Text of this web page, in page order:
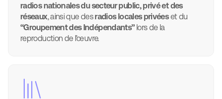
radios nationales du secteur public, privé et des
réseaux, ainsi que desradios locales privéeset du
“Groupement des Indépendants”lors de la
reproduction de l’œuvre.